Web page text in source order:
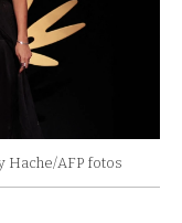
Hache/AFP fotos